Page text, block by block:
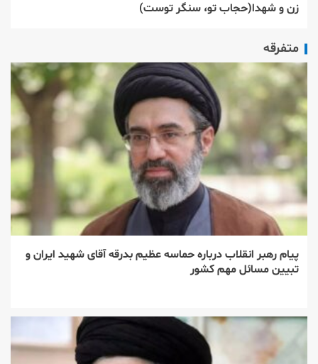
زن و شهدا(حجاب تو، سنگر توست)
متفرقه
پیام رهبر انقلاب درباره حماسه عظیم بدرقه آقای شهید ایران و
تبیین مسائل مهم کشور